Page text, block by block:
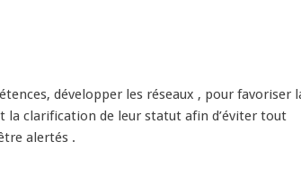
développer les réseaux , pour favoriser
la clarification de leur statut afin d’éviter tout
alertés .